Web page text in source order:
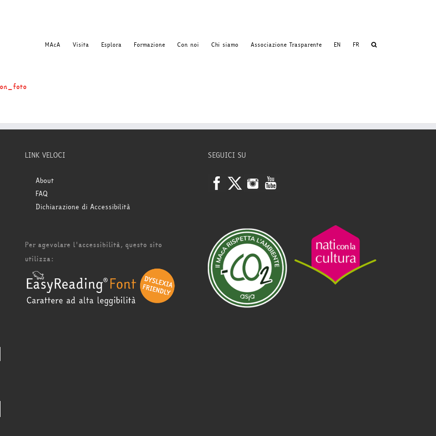
MAcA Visita Esplora Formazione Con noi Chi siamo Associazione Trasparente EN FR
LINK VELOCI
About
FAQ
Dichiarazione di Accessibilità
Per agevolare l'accessibilità, questo sito
utilizza:
SEGUICI SU